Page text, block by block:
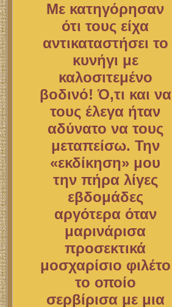
Με κατηγόρησαν
ότι τους είχα
αντικαταστήσει το
κυνήγι με
καλοσιτεμένο
βοδινό! Ό,τι και να
τους έλεγα ήταν
αδύνατο να τους
μεταπείσω. Την
«εκδίκηση» μου
την πήρα λίγες
εβδομάδες
αργότερα όταν
μαρινάρισα
προσεκτικά
μοσχαρίσιο φιλέτο
το οποίο
σερβίρισα με μια